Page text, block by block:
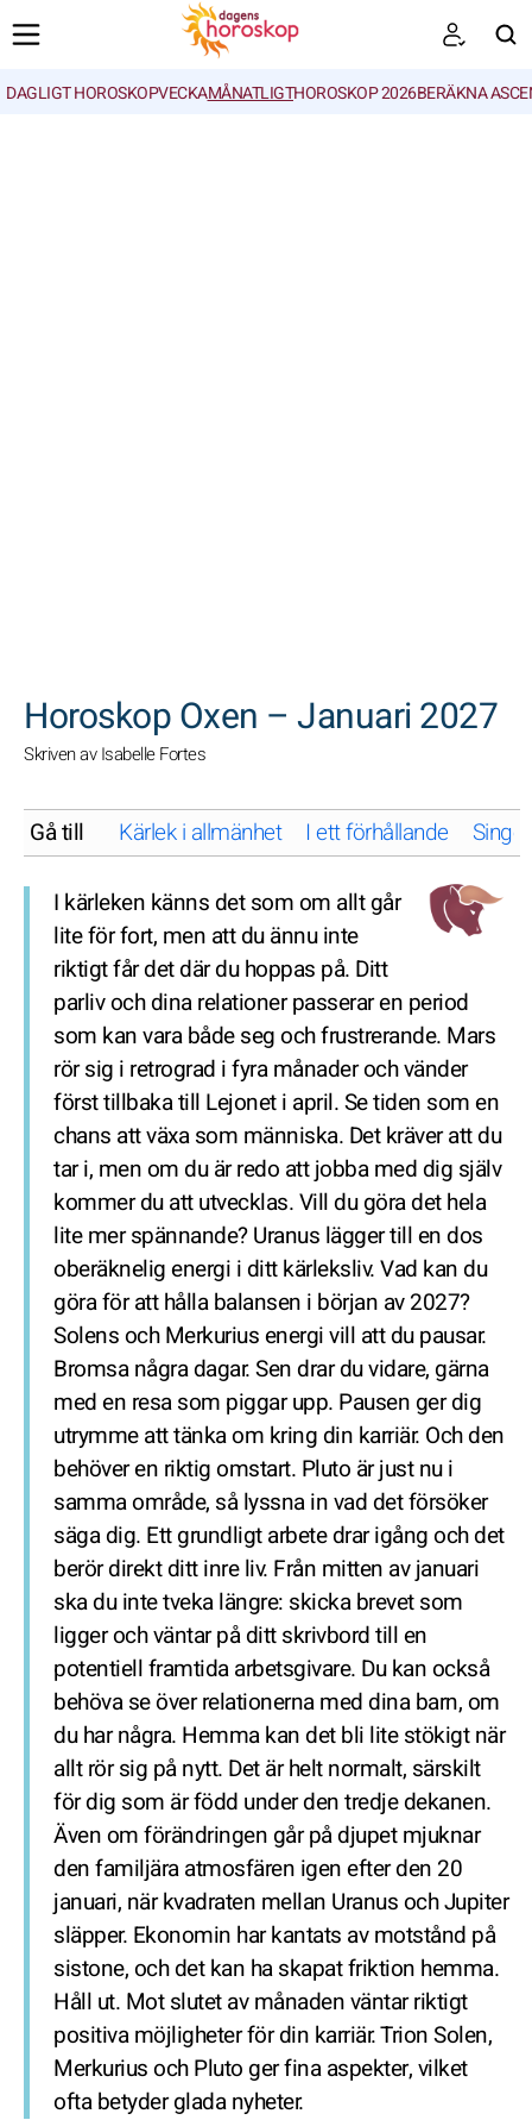
DAGLIGT HOROSKOPVECKAMÅNATLIGTHOROSKOP 2026BERÄKNA
Horoskop Oxen – Januari 2027
Skriven av Isabelle Fortes
Gå till Kärlek i allmänhet I ett förhållande Singel
I kärleken känns det som om allt går
lite för fort, men att du ännu inte
riktigt får det där du hoppas på. Ditt
parliv och dina relationer passerar en period
som kan vara både seg och frustrerande. Mars
rör sig i retrograd i fyra månader och vänder
först tillbaka till Lejonet i april. Se tiden som en
chans att växa som människa. Det kräver att du
tar i, men om du är redo att jobba med dig själv
kommer du att utvecklas. Vill du göra det hela
lite mer spännande? Uranus lägger till en dos
oberäknelig energi i ditt kärleksliv. Vad kan du
göra för att hålla balansen i början av 2027?
Solens och Merkurius energi vill att du pausar.
Bromsa några dagar. Sen drar du vidare, gärna
med en resa som piggar upp. Pausen ger dig
utrymme att tänka om kring din karriär. Och den
behöver en riktig omstart. Pluto är just nu i
samma område, så lyssna in vad det försöker
säga dig. Ett grundligt arbete drar igång och det
berör direkt ditt inre liv. Från mitten av januari
ska du inte tveka längre: skicka brevet som
ligger och väntar på ditt skrivbord till en
potentiell framtida arbetsgivare. Du kan också
behöva se över relationerna med dina barn, om
du har några. Hemma kan det bli lite stökigt när
allt rör sig på nytt. Det är helt normalt, särskilt
för dig som är född under den tredje dekanen.
Även om förändringen går på djupet mjuknar
den familjära atmosfären igen efter den 20
januari, när kvadraten mellan Uranus och Jupiter
släpper. Ekonomin har kantats av motstånd på
sistone, och det kan ha skapat friktion hemma.
Håll ut. Mot slutet av månaden väntar riktigt
positiva möjligheter för din karriär. Trion Solen,
Merkurius och Pluto ger fina aspekter, vilket
ofta betyder glada nyheter.